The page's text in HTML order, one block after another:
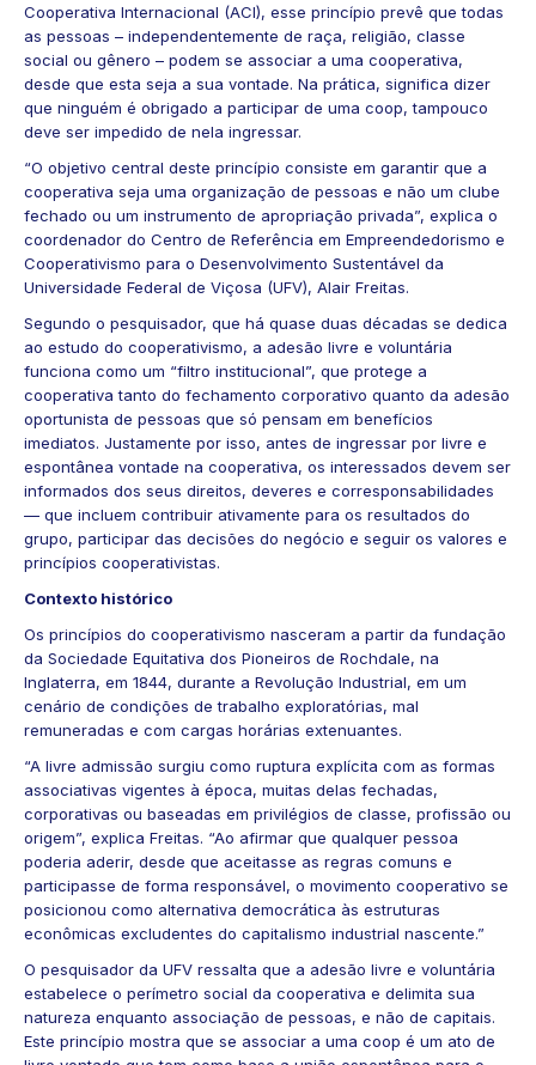
Cooperativa Internacional (ACI), esse princípio prevê que todas
as pessoas – independentemente de raça, religião, classe
social ou gênero – podem se associar a uma cooperativa,
desde que esta seja a sua vontade. Na prática, significa dizer
que ninguém é obrigado a participar de uma coop, tampouco
deve ser impedido de nela ingressar.
“O objetivo central deste princípio consiste em garantir que a
cooperativa seja uma organização de pessoas e não um clube
fechado ou um instrumento de apropriação privada”, explica o
coordenador do Centro de Referência em Empreendedorismo e
Cooperativismo para o Desenvolvimento Sustentável da
Universidade Federal de Viçosa (UFV), Alair Freitas.
Segundo o pesquisador, que há quase duas décadas se dedica
ao estudo do cooperativismo, a adesão livre e voluntária
funciona como um “filtro institucional”, que protege a
cooperativa tanto do fechamento corporativo quanto da adesão
oportunista de pessoas que só pensam em benefícios
imediatos. Justamente por isso, antes de ingressar por livre e
espontânea vontade na cooperativa, os interessados devem ser
informados dos seus direitos, deveres e corresponsabilidades
— que incluem contribuir ativamente para os resultados do
grupo, participar das decisões do negócio e seguir os valores e
princípios cooperativistas.
Contexto histórico
Os princípios do cooperativismo nasceram a partir da fundação
da Sociedade Equitativa dos Pioneiros de Rochdale, na
Inglaterra, em 1844, durante a Revolução Industrial, em um
cenário de condições de trabalho exploratórias, mal
remuneradas e com cargas horárias extenuantes.
“A livre admissão surgiu como ruptura explícita com as formas
associativas vigentes à época, muitas delas fechadas,
corporativas ou baseadas em privilégios de classe, profissão ou
origem”, explica Freitas. “Ao afirmar que qualquer pessoa
poderia aderir, desde que aceitasse as regras comuns e
participasse de forma responsável, o movimento cooperativo se
posicionou como alternativa democrática às estruturas
econômicas excludentes do capitalismo industrial nascente.”
O pesquisador da UFV ressalta que a adesão livre e voluntária
estabelece o perímetro social da cooperativa e delimita sua
natureza enquanto associação de pessoas, e não de capitais.
Este princípio mostra que se associar a uma coop é um ato de